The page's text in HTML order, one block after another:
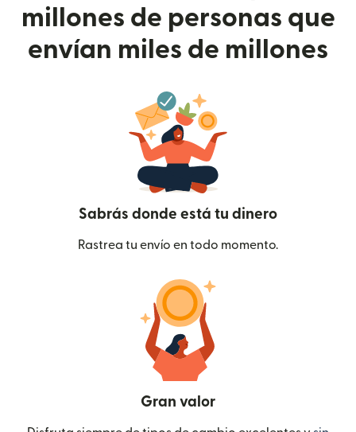
millones de personas que
envían miles de millones
Sabrás donde está tu dinero
Rastrea tu envío en todo momento.
Gran valor